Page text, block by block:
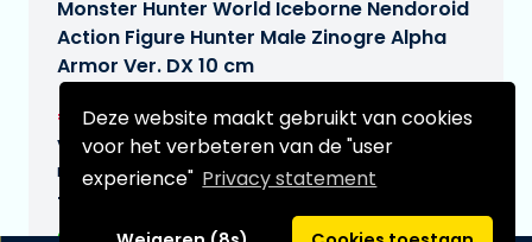
Deze website maakt gebruikt van cookies
voor het verbeteren van de "user
experience" Privacy statement
Monster Hunter World Iceborne Nendoroid
Action Figure Hunter Male Zinogre Alpha
Armor Ver. DX 10 cm
€88,95[Onder voorbehoud]
Verwachtte leverdatum:
n.v.t.
Type: